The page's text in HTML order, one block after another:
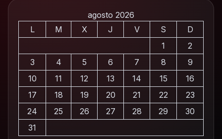
agosto 2026
L
M X J V S
D
1
2
3
4 5 6 7 8
9
10
11 12 13 14 15
16
17
18 19 20 21 22
23
24
25 26 27 28 29
30
31